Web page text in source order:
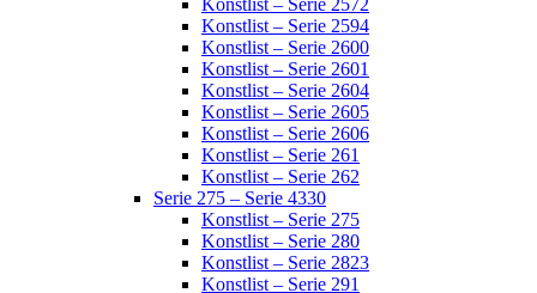
Konstlist – Serie 2572
Konstlist – Serie 2594
Konstlist – Serie 2600
Konstlist – Serie 2601
Konstlist – Serie 2604
Konstlist – Serie 2605
Konstlist – Serie 2606
Konstlist – Serie 261
Konstlist – Serie 262
Serie 275 – Serie 4330
Konstlist – Serie 275
Konstlist – Serie 280
Konstlist – Serie 2823
Konstlist – Serie 291